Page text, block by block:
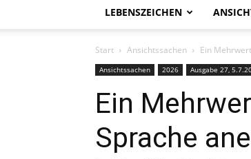
LEBENSZEICHEN
Start Ansichtssachen Ein
Ansichtssachen 2026 Ausgabe 27,
Ein
Sprache